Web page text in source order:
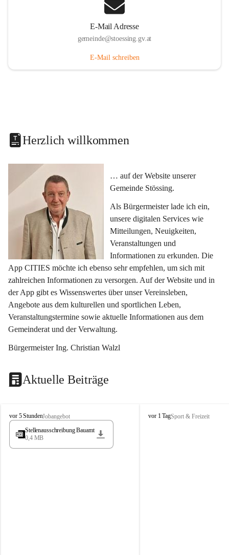
E-Mail Adresse
gemeinde@stoessing.gv.at
E-Mail schreiben
Herzlich willkommen
… auf der Website unserer
Gemeinde Stössing.
Als Bürgermeister lade ich ein,
unsere digitalen Services wie
Mitteilungen, Neuigkeiten,
Veranstaltungen und
Informationen zu erkunden. Die
App CITIES möchte ich ebenso sehr empfehlen, um sich mit
zahlreichen Informationen zu versorgen. Auf der Website und in
der App gibt es Wissenswertes über unser Vereinsleben,
Angebote aus dem kulturellen und sportlichen Leben,
Veranstaltungstermine sowie aktuelle Informationen aus dem
Gemeinderat und der Verwaltung.
Bürgermeister Ing. Christian Walzl
Aktuelle Beiträge
S
t
s
vor 5 StundenJobangebot
Stellenausschreibung Bauamt
0,4 MB
S
vor 1 TagSport & Freizeit